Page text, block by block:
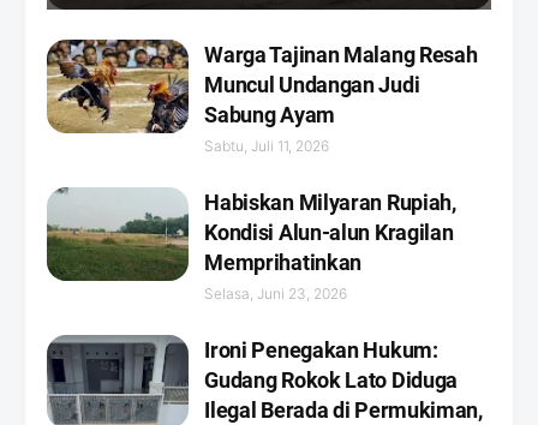
Warga Tajinan Malang Resah
Muncul Undangan Judi
Sabung Ayam
Sabtu, Juli 11, 2026
Habiskan Milyaran Rupiah,
Kondisi Alun-alun Kragilan
Memprihatinkan
Selasa, Juni 23, 2026
Ironi Penegakan Hukum:
Gudang Rokok Lato Diduga
Ilegal Berada di Permukiman,